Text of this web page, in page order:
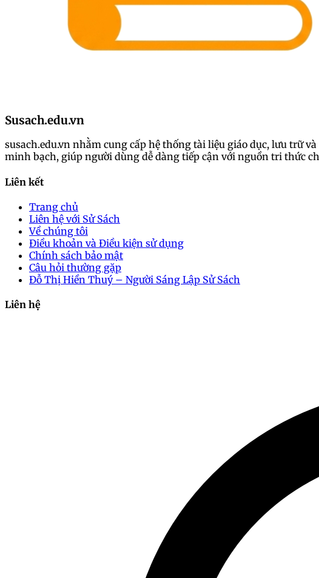
Copy link
Susach.edu.vn
susach.edu.vn nhằm cung cấp hệ thống tài liệu giáo dục, lưu trữ
minh bạch, giúp người dùng dễ dàng tiếp cận với nguồn tri thức
Liên kết
Trang chủ
Liên hệ với Sử Sách
Về chúng tôi
Điều khoản và Điều kiện sử dụng
Chính sách bảo mật
Câu hỏi thường gặp
Đỗ Thị Hiền Thuý – Người Sáng Lập Sử Sách
Liên hệ